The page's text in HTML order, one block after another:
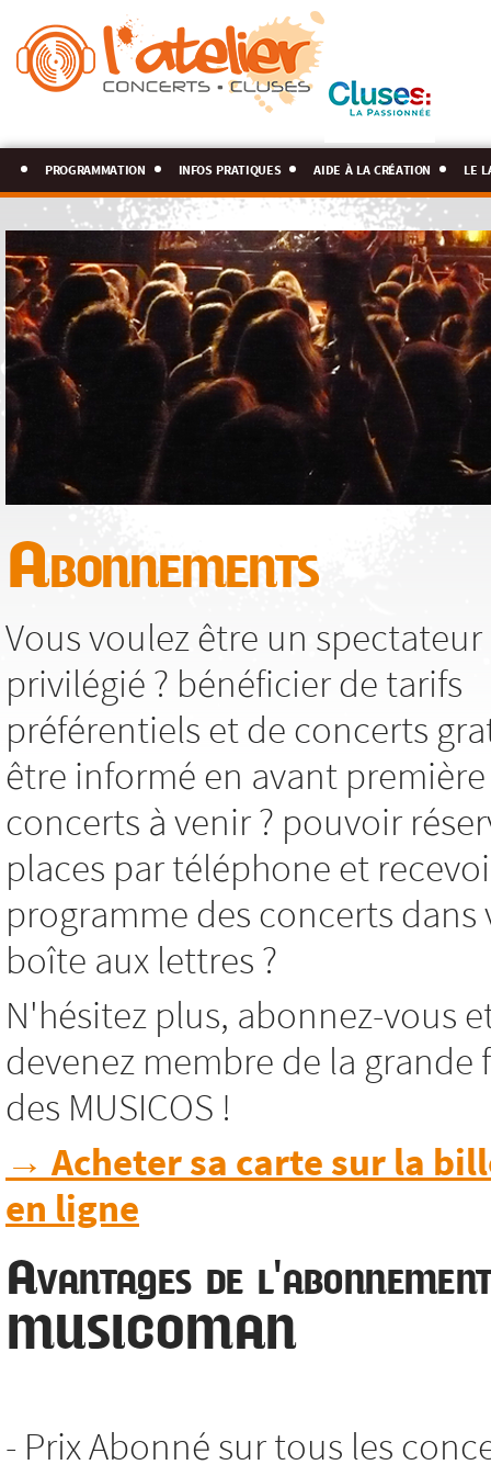
programmation infos pratiques aide à la création le
Abonnements
Vous voulez être un spectateur
privilégié ? bénéficier de tarifs
préférentiels et de concerts
être informé en avant
concerts à venir ? pouvoir
places par téléphone et
programme des concerts dans
boîte aux lettres ?
N'hésitez plus, abonnez-vous
devenez membre de la grande
des MUSICOS !
→ Acheter sa carte sur la
en ligne
Avantages de l'abonnement
MUSICOMAN
- Prix Abonné sur tous les